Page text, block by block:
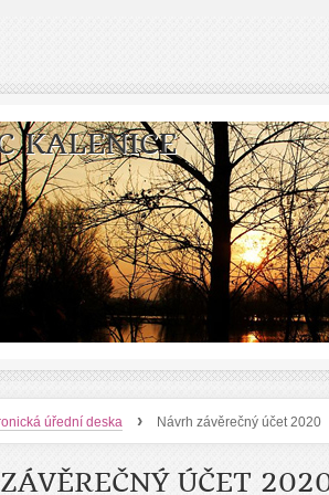
KALENICE
úřední deska › Návrh závěrečný účet 2020
ÚČET